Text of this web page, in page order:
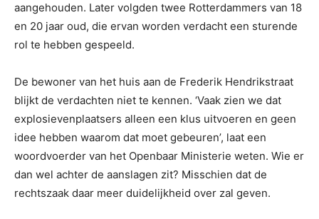
aangehouden. Later volgden twee Rotterdammers van 18
en 20 jaar oud, die ervan worden verdacht een sturende
rol te hebben gespeeld.
De bewoner van het huis aan de Frederik Hendrikstraat
blijkt de verdachten niet te kennen. ‘Vaak zien we dat
explosievenplaatsers alleen een klus uitvoeren en geen
idee hebben waarom dat moet gebeuren’, laat een
woordvoerder van het Openbaar Ministerie weten. Wie er
dan wel achter de aanslagen zit? Misschien dat de
rechtszaak daar meer duidelijkheid over zal geven.